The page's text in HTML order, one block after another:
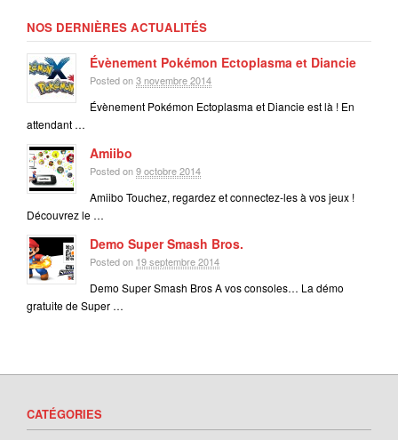
NOS DERNIÈRES ACTUALITÉS
Évènement Pokémon Ectoplasma et Diancie
Posted on3 novembre 2014
Évènement Pokémon Ectoplasma et Diancie est là ! En
attendant …
Amiibo
Posted on9 octobre 2014
Amiibo Touchez, regardez et connectez-les à vos jeux !
Découvrez le …
Demo Super Smash Bros.
Posted on 19 septembre 2014
Demo Super Smash Bros A vos consoles… La démo
gratuite de Super …
CATÉGORIES